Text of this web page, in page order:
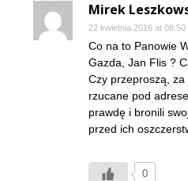
Mirek
22 kwietnia 2016 at 08:50
Co na to Panowie
Gazda, Jan Flis ?
Czy przeproszą,
rzucane pod
prawdę i bronili
przed ich
0